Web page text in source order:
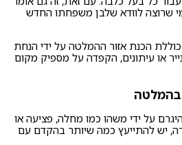
שרוצה לוודא שלבן משפחתו החדש
הכנת אזור ההמלטה על ידי הנחת
או עיתונים, הקפדה על מספיק מקום
בהמלטה
על ידי משהו כמו מחלה, פציעה או
יש להתייעץ כמה שיותר בהקדם עם